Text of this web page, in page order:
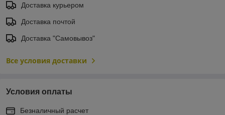
Доставка курьером
Доставка почтой
Доставка "Самовывоз"
Все условия доставки
Условия оплаты
Безналичный расчет